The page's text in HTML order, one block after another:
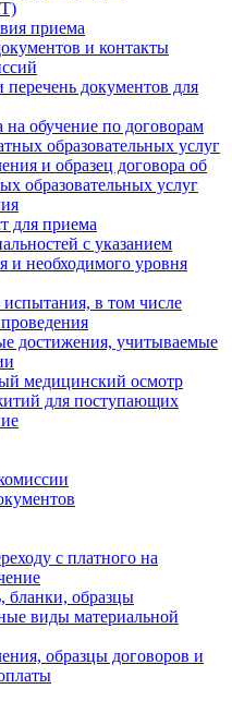
приема
и контакты
документов для
на обучение по договорам
образовательных услуг
и образец договора об
образовательных услуг
для приема
с указанием
и необходимого уровня
в том числе
достижения, учитываемые
медицинский осмотр
для поступающих
с платного на
бланки, образцы
виды материальной
образцы договоров и